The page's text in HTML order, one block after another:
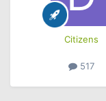
Сitizens
517